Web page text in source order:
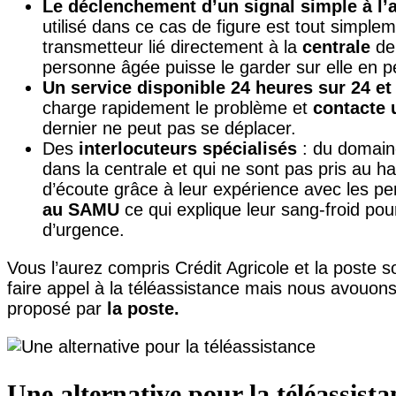
Le déclenchement d’un signal simple à
utilisé dans ce cas de figure est tout
transmetteur lié directement à la centrale
personne âgée puisse le garder sur elle en
Un service disponible 24 heures sur 24
charge rapidement le problème et contacte
dernier ne peut pas se déplacer.
Des interlocuteurs spécialisés : du
dans la centrale et qui ne sont pas pris au
d’écoute grâce à leur expérience avec les
au SAMU ce qui explique leur sang-froid
d’urgence.
Vous l’aurez compris Crédit Agricole et la poste
faire appel à la téléassistance mais nous
proposé par la poste.